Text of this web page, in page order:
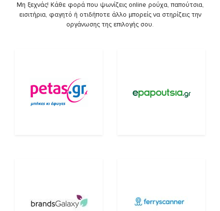
Μη ξεχνάς! Κάθε φορά που ψωνίζεις online ρούχα, παπούτσια,
εισιτήρια, φαγητό ή οτιδήποτε άλλο μπορείς να στηρίζεις την
οργάνωσης της επιλογής σου.